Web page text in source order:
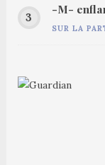
-M-
SUR LA